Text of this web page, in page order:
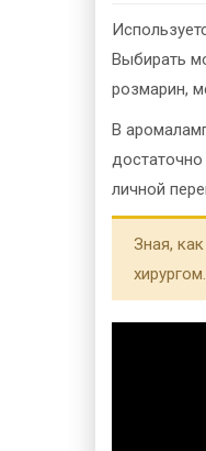
Выбирать
розмарин,
В
личной
Зная,